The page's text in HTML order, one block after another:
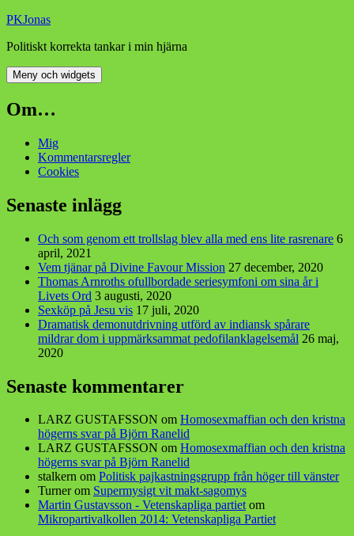
Hoppa
innehåll
PKJonas
Politiskt korrekta tankar i min hjärna
Meny och widgets
Om…
Mig
Kommentarsregler
Cookies
Senaste inlägg
Och som genom ett trollslag blev alla med ens lite rasrenare 6
april, 2021
Vem tjänar på Divine Favour Mission 27 december, 2020
Thomas Arnroths ofullbordade seriesymfoni om sina år i
Livets Ord 3 augusti, 2020
Sexköp på Jesu vis 17 juli, 2020
Dramatisk demonutdrivning utförd av indiansk spårare
mildrar dom i uppmärksammat pedofilanklagelsemål 26 maj,
2020
Senaste kommentarer
LARZ GUSTAFSSON om Homosexmaffian och den kristna
högerns svar på Björn Ranelid
LARZ GUSTAFSSON om Homosexmaffian och den kristna
högerns svar på Björn Ranelid
stalkern om Politisk pajkastningsgrupp från höger till vänster
Turnerom Supermysigt vit makt-sagomys
Martin Gustavsson - Vetenskapliga partietom
Mikropartivalkollen 2014: Vetenskapliga Partiet